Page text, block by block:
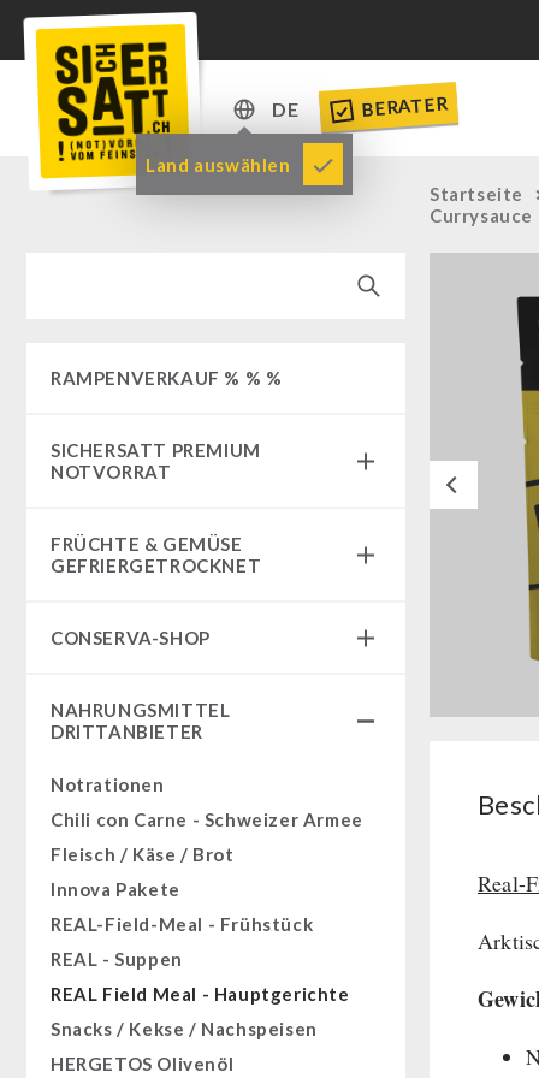
DE
DE
EN
Land auswählen
BERATER
RAMPENVERKAUF % % %
SICHERSATT PREMIUM
NOTVORRAT
Fertiggerichte
NR-72
Müsli Zutaten
Vegan
FRÜCHTE & GEMÜSE
GEFRIERGETROCKNET
SicherSatt Früchte
CONSERVA-SHOP
Instant Gerichte
CONVAR-7 Tasting Boxes
CONVAR-7 Solid Meals
Tiernahrung
CONVAR-7 NextGen
EF Emergency Food
Dosenbistro
Pakete
NAHRUNGSMITTEL
DRITTANBIETER
Notrationen
Chili con Carne - Schweizer Armee
Fleisch / Käse / Brot
Innova Pakete
REAL-Field-Meal - Frühstück
REAL - Suppen
REAL Field Meal - Hauptgerichte
Snacks / Kekse / Nachspeisen
HERGETOS Olivenöl
Startseite
Currysauce
Real-